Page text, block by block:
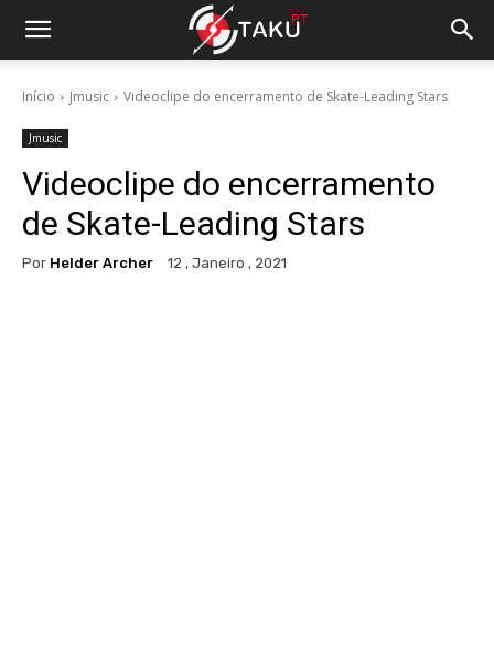
Início Jmusic Videoclipe do encerramento de Skate-Leading Stars
Jmusic
Videoclipe do encerramento
de Skate-Leading Stars
Por Helder Archer 12 , Janeiro , 2021